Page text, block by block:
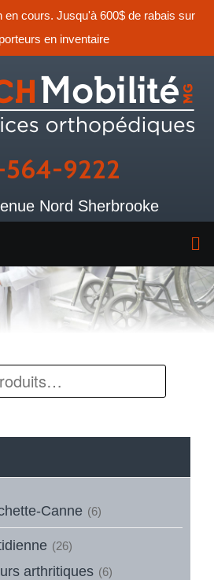
en cours. Jusqu'à 600$ de rabais sur
en inventaire
564-9222
Nord Sherbrooke
Canne (6)
(26)
arthritiques (6)